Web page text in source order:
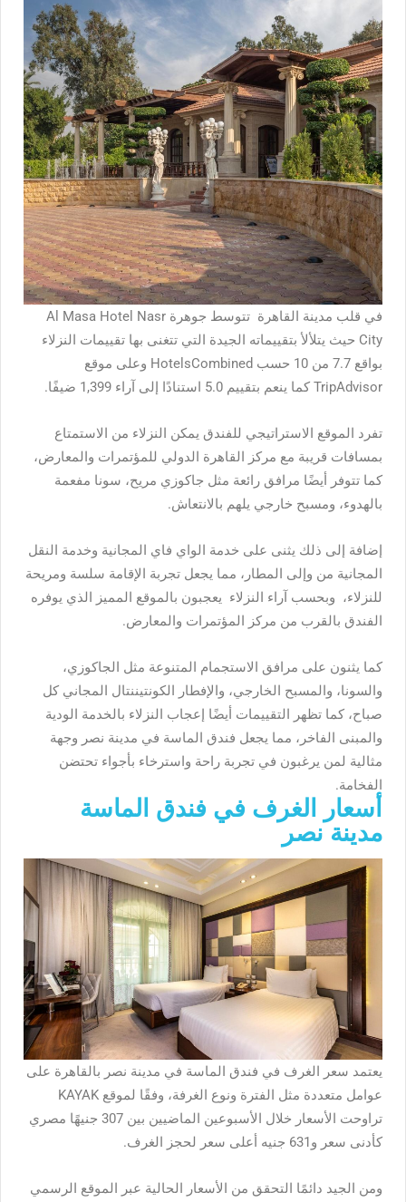
في قلب مدينة القاهرة تتوسط جوهرة Al Masa Hotel Nasr
City حيث يتلألأ بتقييماته الجيدة التي تتغنى بها تقييمات النزلاء
بواقع 7.7 من 10 حسب HotelsCombined وعلى موقع
TripAdvisor كما ينعم بتقييم 5.0 استنادًا إلى آراء 1,399 ضيفًا.
تفرد الموقع الاستراتيجي للفندق يمكن النزلاء من الاستمتاع
بمسافات قريبة مع مركز القاهرة الدولي للمؤتمرات والمعارض،
كما تتوفر أيضًا مرافق رائعة مثل جاكوزي مريح، سونا مفعمة
بالهدوء، ومسبح خارجي يلهم بالانتعاش.
إضافة إلى ذلك يثنى على خدمة الواي فاي المجانية وخدمة النقل
المجانية من وإلى المطار، مما يجعل تجربة الإقامة سلسة ومريحة
للنزلاء، وبحسب آراء النزلاء يعجبون بالموقع المميز الذي يوفره
الفندق بالقرب من مركز المؤتمرات والمعارض.
كما يثنون على مرافق الاستجمام المتنوعة مثل الجاكوزي،
والسونا، والمسبح الخارجي، والإفطار الكونتيننتال المجاني كل
صباح، كما تظهر التقييمات أيضًا إعجاب النزلاء بالخدمة الودية
والمبنى الفاخر، مما يجعل فندق الماسة في مدينة نصر وجهة
مثالية لمن يرغبون في تجربة راحة واسترخاء بأجواء تحتضن
الفخامة.
أسعار الغرف في فندق الماسة
مدينة نصر
يعتمد سعر الغرف في فندق الماسة في مدينة نصر بالقاهرة على
عوامل متعددة مثل الفترة ونوع الغرفة، وفقًا لموقع KAYAK
تراوحت الأسعار خلال الأسبوعين الماضيين بين 307 جنيهًا مصري
كأدنى سعر و631 جنيه أعلى سعر لحجز الغرف.
ومن الجيد دائمًا التحقق من الأسعار الحالية عبر الموقع الرسمي